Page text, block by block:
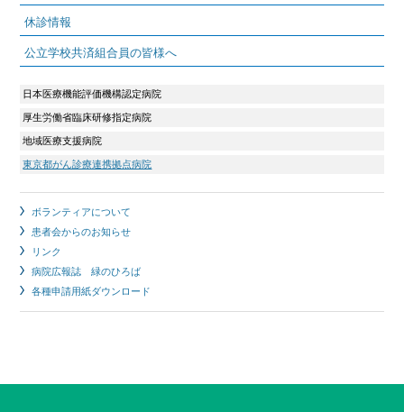
休診情報
公立学校共済組合員の皆様へ
日本医療機能評価機構認定病院
厚生労働省臨床研修指定病院
地域医療支援病院
東京都がん診療連携拠点病院
ボランティアについて
患者会からのお知らせ
リンク
病院広報誌 緑のひろば
各種申請用紙ダウンロード